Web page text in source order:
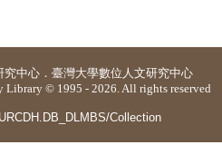
究中心 ． 臺灣大學數位人文研究中心
Library © 1995 - 2026. All rights reserved
Collection